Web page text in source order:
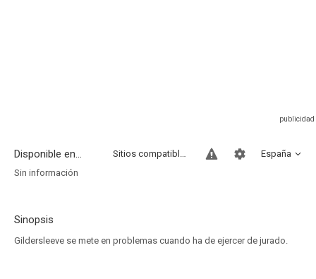
Disponible en... España
Sitios compatibles
Sin información
Sinopsis
Gildersleeve se mete en problemas cuando ha de ejercer de jurado.